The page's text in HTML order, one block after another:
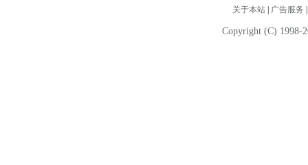
关于本站| 广告服务
Copyright (C) 1998-